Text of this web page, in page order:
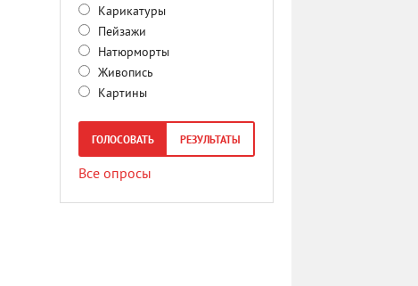
Карикатуры
Пейзажи
Натюрморты
Живопись
Картины
ГОЛОСОВАТЬ РЕЗУЛЬТАТЫ
Все опросы